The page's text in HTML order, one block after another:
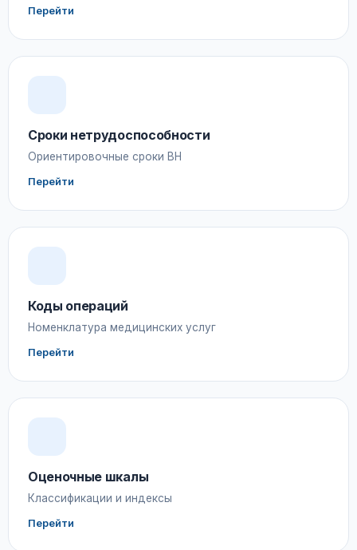
Перейти
Сроки нетрудоспособности
Ориентировочные сроки ВН
Перейти
Коды операций
Номенклатура медицинских услуг
Перейти
Оценочные шкалы
Классификации и индексы
Перейти